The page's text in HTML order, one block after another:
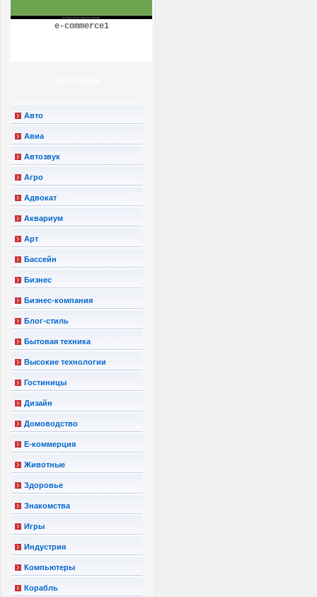
e-commerce1
Авто
Авиа
Автозвук
Агро
Адвокат
Аквариум
Арт
Бассейн
Бизнес
Бизнес-компания
Блог-стиль
Бытовая техника
Высокие технологии
Гостиницы
Дизайн
Домоводство
Е-коммерция
Животные
Здоровье
Знакомства
Игры
Индустрия
Компьютеры
Корабль